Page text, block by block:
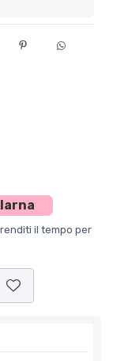
il tempo per